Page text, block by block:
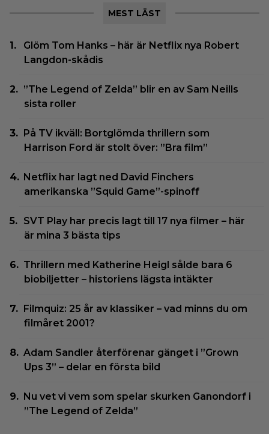
MEST LÄST
Glöm Tom Hanks – här är Netflix nya Robert
Langdon-skådis
”The Legend of Zelda” blir en av Sam Neills
sista roller
På TV ikväll: Bortglömda thrillern som
Harrison Ford är stolt över: ”Bra film”
Netflix har lagt ned David Finchers
amerikanska ”Squid Game”-spinoff
SVT Play har precis lagt till 17 nya filmer – här
är mina 3 bästa tips
Thrillern med Katherine Heigl sålde bara 6
biobiljetter – historiens lägsta intäkter
Filmquiz: 25 år av klassiker – vad minns du om
filmåret 2001?
Adam Sandler återförenar gänget i ”Grown
Ups 3” – delar en första bild
Nu vet vi vem som spelar skurken Ganondorf i
”The Legend of Zelda”